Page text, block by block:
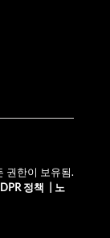
권한이 보유됨.
정책
노